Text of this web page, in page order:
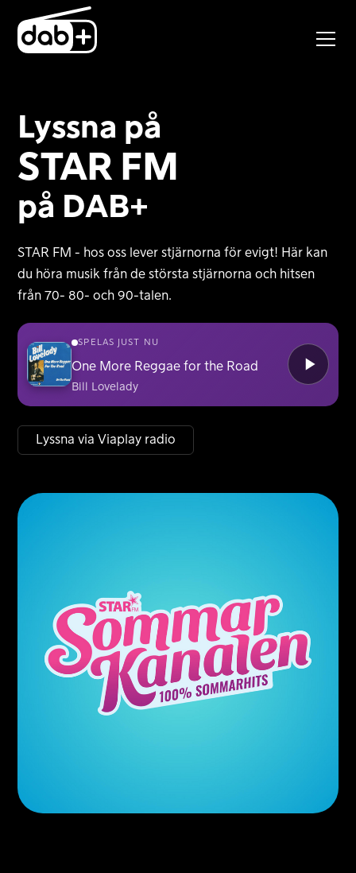
Lyssna på
STAR FM
på DAB+
STAR FM - hos oss lever stjärnorna för evigt! Här kan
du höra musik från de största stjärnorna och hitsen
från 70- 80- och 90-talen.
SPELAS JUST NU
One More Reggae for the Road
Bill Lovelady
Lyssna via Viaplay radio